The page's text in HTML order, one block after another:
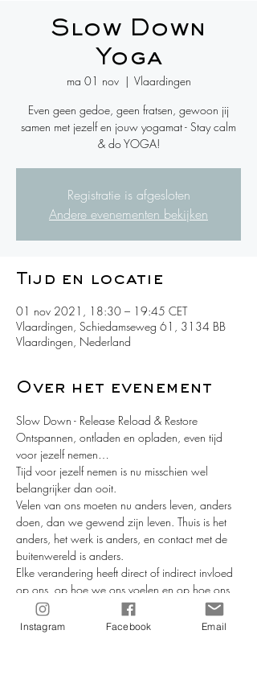
Slow Down
Yoga
ma 01 nov
  |
Vlaardingen
Even geen gedoe, geen fratsen, gewoon jij
samen met jezelf en jouw yogamat - Stay calm
& do YOGA!
Registratie is afgesloten
Andere evenementen bekijken
Tijd en locatie
01 nov 2021, 18:30 – 19:45 CET
Vlaardingen, Schiedamseweg 61, 3134 BB
Vlaardingen, Nederland
Over het evenement
Slow Down - Release Reload & Restore
Ontspannen, ontladen en opladen, even tijd
voor jezelf nemen…
Tijd voor jezelf nemen is nu misschien wel
belangrijker dan ooit.
Velen van ons moeten nu anders leven, anders
doen, dan we gewend zijn leven. Thuis is het
anders, het werk is anders, en contact met de
buitenwereld is anders.
Elke verandering heeft direct of indirect invloed
op ons, op hoe we ons voelen en op hoe ons
gedragen. En de ene dag gaan we beter met
verandering om, dan de andere dag. Want
Instagram Facebook Email